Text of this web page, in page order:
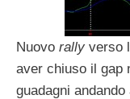
Nuovo rally verso
aver chiuso il gap
guadagni